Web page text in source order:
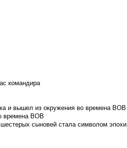
командира
и вышел из окружения во времена ВОВ
времена ВОВ
сыновей стала символом эпохи